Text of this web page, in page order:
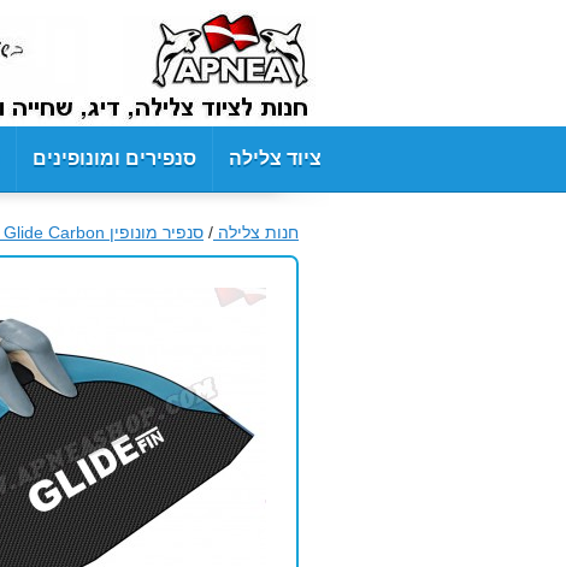
ציוד צלילה סנפירים ומונופינים
חנות צלילה / סנפיר מונופין WaterWay Freediving Glide Carbon